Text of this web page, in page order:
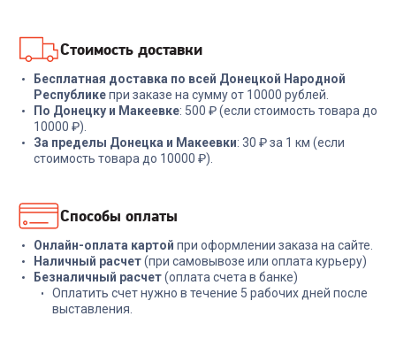
Стоимость доставки
Бесплатная доставка по всей Донецкой Народной
Республикепри заказе на сумму от 10000 рублей.
По Донецку и Макеевке: 500 ₽ (если стоимость товара до
10000 ₽).
За пределы Донецка и Макеевки: 30 ₽ за 1 км (если
стоимость товара до 10000 ₽).
Способы оплаты
Онлайн-оплата картой при оформлении заказа на сайте.
Наличный расчет(при самовывозе или оплата курьеру)
Безналичный расчет(оплата счета в банке)
Оплатить счет нужно в течение 5 рабочих дней после
выставления.